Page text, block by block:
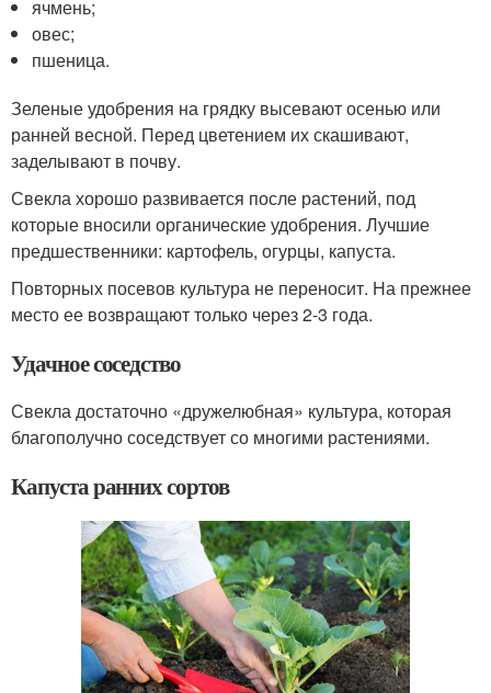
ячмень;
овес;
пшеница.
Зеленые удобрения на грядку высевают осенью или
ранней весной. Перед цветением их скашивают,
заделывают в почву.
Свекла хорошо развивается после растений, под
которые вносили органические удобрения. Лучшие
предшественники: картофель, огурцы, капуста.
Повторных посевов культура не переносит. На прежнее
место ее возвращают только через 2-3 года.
Удачное соседство
Свекла достаточно «дружелюбная» культура, которая
благополучно соседствует со многими растениями.
Капуста ранних сортов